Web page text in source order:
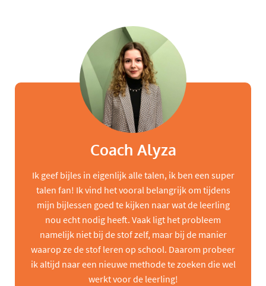
Coach Alyza
Ik geef bijles in eigenlijk alle talen, ik ben een super
talen fan! Ik vind het vooral belangrijk om tijdens
mijn bijlessen goed te kijken naar wat de leerling
nou echt nodig heeft. Vaak ligt het probleem
namelijk niet bij de stof zelf, maar bij de manier
waarop ze de stof leren op school. Daarom probeer
ik altijd naar een nieuwe methode te zoeken die wel
werkt voor de leerling!